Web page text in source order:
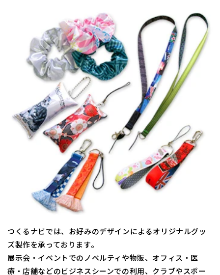
つくるナビでは、お好みのデザインによるオリジナルグッ
ズ製作を承っております。
展示会・イベントでのノベルティや物販、オフィス・医
療・店舗などのビジネスシーンでの利用、クラブやスポー